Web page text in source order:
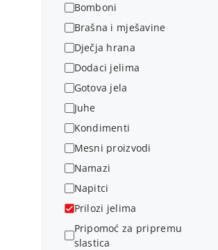
Bomboni
Brašna i mješavine
Dječja hrana
Dodaci jelima
Gotova jela
Juhe
Kondimenti
Mesni proizvodi
Namazi
Napitci
Prilozi jelima
Pripomoć za pripremu
slastica